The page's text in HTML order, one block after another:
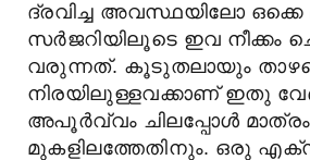
ദ്രവിച്ച അവസ്ഥയിലോ
സര്ജറിയിലൂടെ ഇവ നീക്കം
വരുന്നത്. കൂടുതലായും
നിരയിലുള്ളവക്കാണ് ഇതു
അപൂര്വ്വം ചിലപ്പോള് മാത്രം
മുകളിലത്തേതിനും. ഒരു